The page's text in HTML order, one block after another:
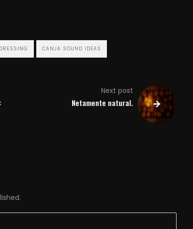
CANJA SOUND IDEAS
Next post
Netamente natural.